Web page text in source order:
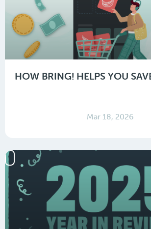
HOW BRING! HELPS YOU
Mar 18, 2026